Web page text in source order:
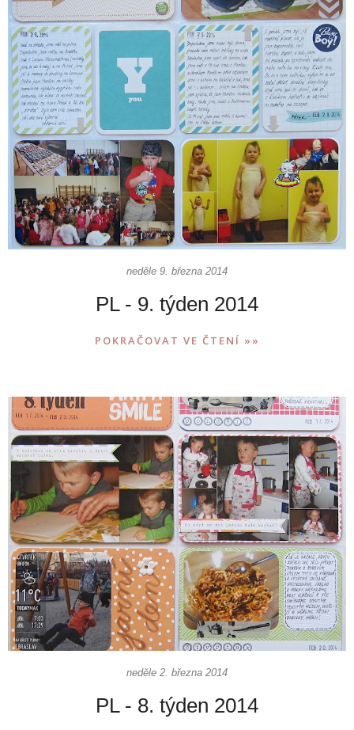
neděle 9. března 2014
PL - 9. týden 2014
POKRAČOVAT VE ČTENÍ »»
neděle 2. března 2014
PL - 8. týden 2014